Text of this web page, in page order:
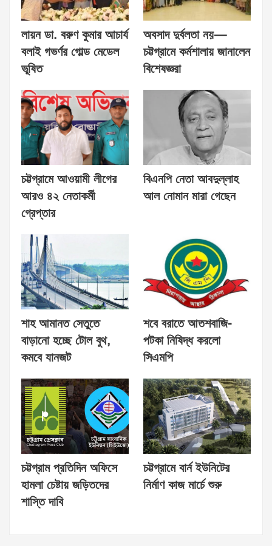
লায়ন ডা. বরুণ কুমার আচার্য
বলাই গভর্ণর গোল্ড মেডেল
ভূষিত
অবসাদ দুর্বলতা নয়—
চট্টগ্রামে কর্মশালায় জানালেন
বিশেষজ্ঞরা
চট্টগ্রামে আওয়ামী লীগের
আরও ৪২ নেতাকর্মী
গ্রেপ্তার
বিএনপি নেতা আবদুল্লাহ
আল নোমান মারা গেছেন
শাহ আমানত সেতুতে
বাড়ানো হচ্ছে টোল বুথ,
কমবে যানজট
শবে বরাতে আতশবাজি-
পটকা নিষিদ্ধ করলো
সিএমপি
চট্টগ্রাম প্রতিদিন অফিসে
হামলা চেষ্টায় জড়িতদের
শাস্তি দাবি
চট্টগ্রামে বার্ন ইউনিটের
নির্মাণ কাজ মার্চে শুরু